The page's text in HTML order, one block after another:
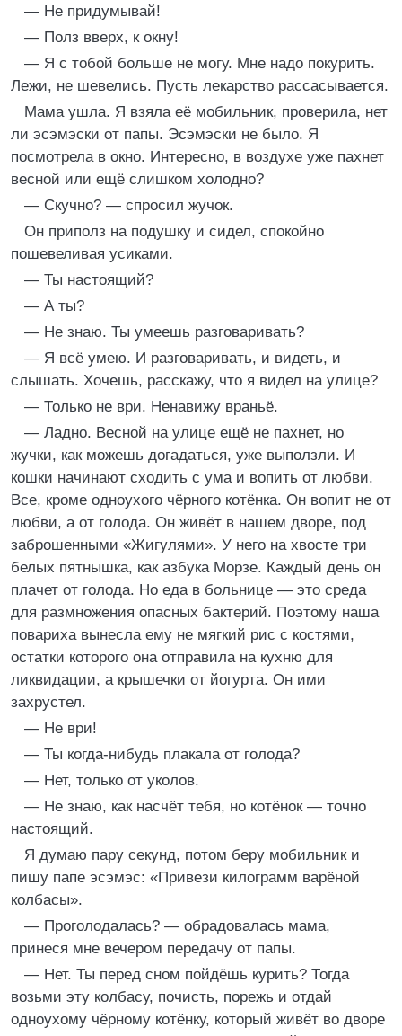
— Не придумывай!
— Полз вверх, к окну!
— Я с тобой больше не могу. Мне надо покурить.
Лежи, не шевелись. Пусть лекарство рассасывается.
Мама ушла. Я взяла её мобильник, проверила, нет
ли эсэмэски от папы. Эсэмэски не было. Я
посмотрела в окно. Интересно, в воздухе уже пахнет
весной или ещё слишком холодно?
— Скучно? — спросил жучок.
Он приполз на подушку и сидел, спокойно
пошевеливая усиками.
— Ты настоящий?
— А ты?
— Не знаю. Ты умеешь разговаривать?
— Я всё умею. И разговаривать, и видеть, и
слышать. Хочешь, расскажу, что я видел на улице?
— Только не ври. Ненавижу враньё.
— Ладно. Весной на улице ещё не пахнет, но
жучки, как можешь догадаться, уже выползли. И
кошки начинают сходить с ума и вопить от любви.
Все, кроме одноухого чёрного котёнка. Он вопит не от
любви, а от голода. Он живёт в нашем дворе, под
заброшенными «Жигулями». У него на хвосте три
белых пятнышка, как азбука Морзе. Каждый день он
плачет от голода. Но еда в больнице — это среда
для размножения опасных бактерий. Поэтому наша
повариха вынесла ему не мягкий рис с костями,
остатки которого она отправила на кухню для
ликвидации, а крышечки от йогурта. Он ими
захрустел.
— Не ври!
— Ты когда-нибудь плакала от голода?
— Нет, только от уколов.
— Не знаю, как насчёт тебя, но котёнок — точно
настоящий.
Я думаю пару секунд, потом беру мобильник и
пишу папе эсэмэс: «Привези килограмм варёной
колбасы».
— Проголодалась? — обрадовалась мама,
принеся мне вечером передачу от папы.
— Нет. Ты перед сном пойдёшь курить? Тогда
возьми эту колбасу, почисть, порежь и отдай
одноухому чёрному котёнку, который живёт во дворе